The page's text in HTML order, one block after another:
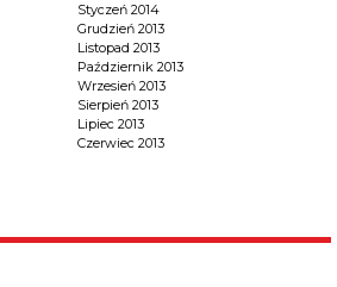
Styczeń 2014
Grudzień 2013
Listopad 2013
Październik 2013
Wrzesień 2013
Sierpień 2013
Lipiec 2013
Czerwiec 2013